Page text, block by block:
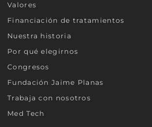
Valores
Financiación de tratamientos
Nuestra historia
Por qué elegirnos
Congresos
Fundación Jaime Planas
Trabaja con nosotros
Med Tech